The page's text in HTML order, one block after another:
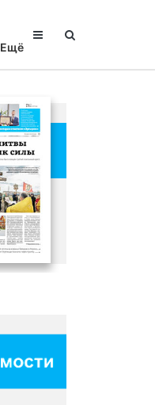
Ещё